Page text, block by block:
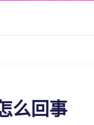
么回事